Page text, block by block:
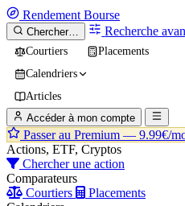
Rendement Bourse
Chercher… Recherche
Courtiers
Placements
Calendriers
Articles
Accéder à mon compte
Passer au Premium — 9.99€/
Actions, ETF, Cryptos
Chercher une action
Comparateurs
Courtiers
Placements